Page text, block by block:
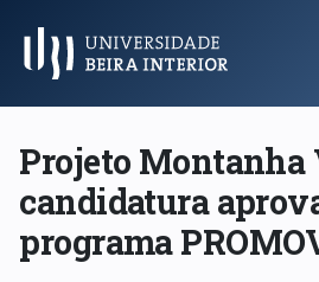
Menu Principal
Projeto Montanha
candidatura
programa